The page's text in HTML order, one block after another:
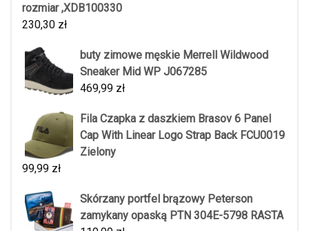
rozmiar ,XDB100330
230,30 zł
buty zimowe męskie Merrell Wildwood
Sneaker Mid WP J067285
469,99 zł
Fila Czapka z daszkiem Brasov 6 Panel
Cap With Linear Logo Strap Back FCU0019
Zielony
99,99 zł
Skórzany portfel brązowy Peterson
zamykany opaską PTN 304E-5798 RASTA